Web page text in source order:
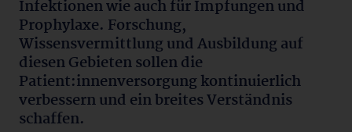
Infektionen wie auch für Impfungen und
Prophylaxe. Forschung,
Wissensvermittlung und Ausbildung auf
diesen Gebieten sollen die
Patient:innenversorgung kontinuierlich
verbessern und ein breites Verständnis
schaffen.